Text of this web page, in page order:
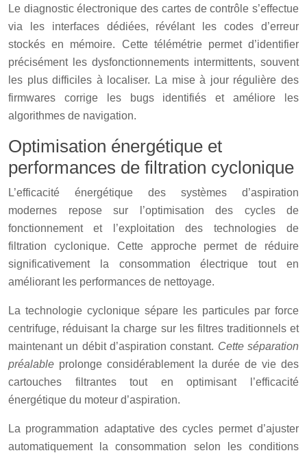
Le diagnostic électronique des cartes de contrôle s’effectue
via les interfaces dédiées, révélant les codes d’erreur
stockés en mémoire. Cette télémétrie permet d’identifier
précisément les dysfonctionnements intermittents, souvent
les plus difficiles à localiser. La mise à jour régulière des
firmwares corrige les bugs identifiés et améliore les
algorithmes de navigation.
Optimisation énergétique et
performances de filtration cyclonique
L’efficacité énergétique des systèmes d’aspiration
modernes repose sur l’optimisation des cycles de
fonctionnement et l’exploitation des technologies de
filtration cyclonique. Cette approche permet de réduire
significativement la consommation électrique tout en
améliorant les performances de nettoyage.
La technologie cyclonique sépare les particules par force
centrifuge, réduisant la charge sur les filtres traditionnels et
maintenant un débit d’aspiration constant. Cette séparation
préalable prolonge considérablement la durée de vie des
cartouches filtrantes tout en optimisant l’efficacité
énergétique du moteur d’aspiration.
La programmation adaptative des cycles permet d’ajuster
automatiquement la consommation selon les conditions